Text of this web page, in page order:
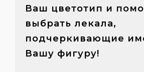
Ваш цветотип и
выбрать лекала,
подчеркивающие
Вашу фигуру!